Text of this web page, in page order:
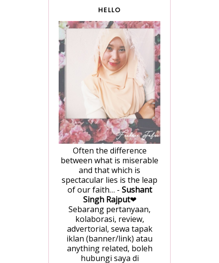
HELLO
Often the difference
between what is miserable
and that which is
spectacular lies is the leap
of our faith… - Sushant
Singh Rajput❤
Sebarang pertanyaan,
kolaborasi, review,
advertorial, sewa tapak
iklan (banner/link) atau
anything related, boleh
hubungi saya di